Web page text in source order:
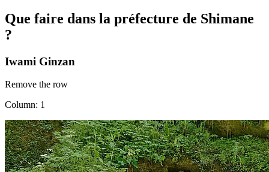
Que faire dans la préfecture de Shimane
?
Iwami Ginzan
Remove the row
Column: 1